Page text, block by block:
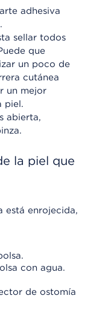
adhesiva
sellar todos
que
un poco de
cutánea
un mejor
piel.
abierta,
la piel que
está enrojecida,
con agua.
de ostomía